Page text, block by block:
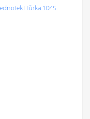
Hůrka 1045